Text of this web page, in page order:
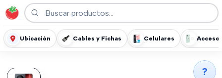
Ubicación Cables y Fichas Celulares
?